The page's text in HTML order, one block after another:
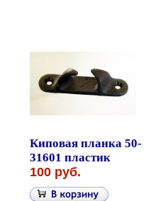
Киповая планка 50-
31601 пластик
100 руб.